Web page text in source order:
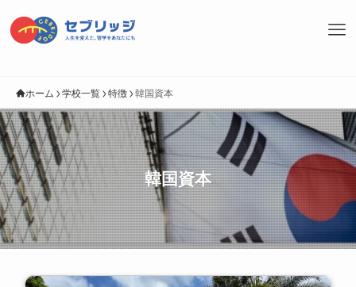
ホーム 学校一覧 特徴 韓国資本
韓国資本